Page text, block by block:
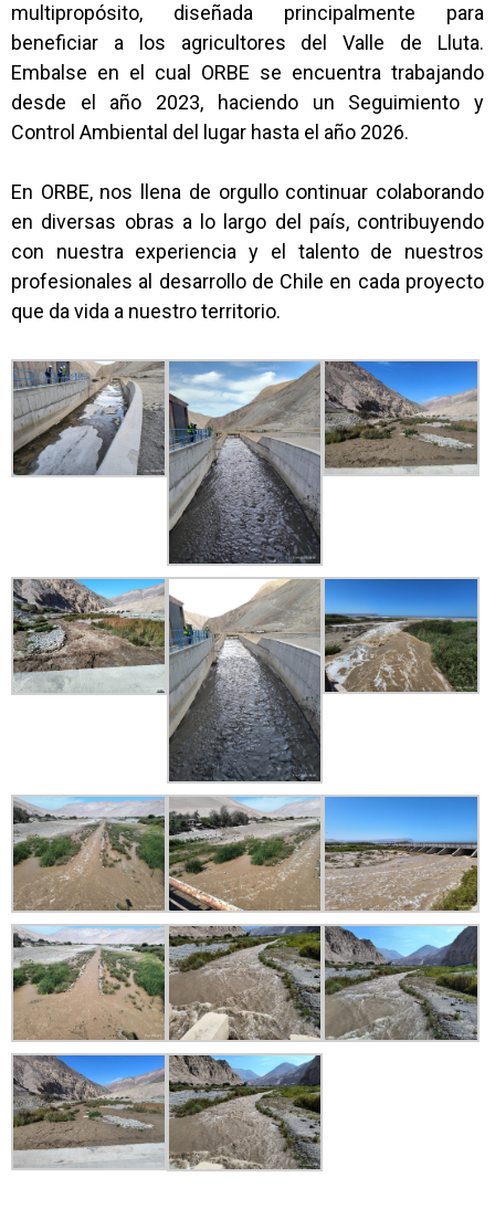
multipropósito, diseñada principalmente para
beneficiar a los agricultores del Valle de Lluta.
Embalse en el cual ORBE se encuentra trabajando
desde el año 2023, haciendo un Seguimiento y
Control Ambiental del lugar hasta el año 2026.
En ORBE, nos llena de orgullo continuar colaborando
en diversas obras a lo largo del país, contribuyendo
con nuestra experiencia y el talento de nuestros
profesionales al desarrollo de Chile en cada proyecto
que da vida a nuestro territorio.